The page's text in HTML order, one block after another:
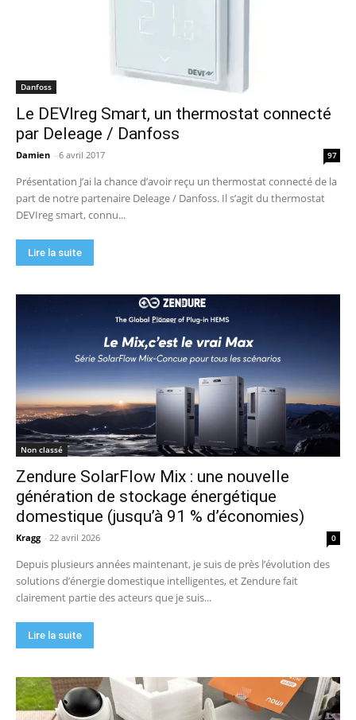
Danfoss
Le DEVIreg Smart, un thermostat connecté
par Deleage / Danfoss
Damien - 6 avril 2017 97
Présentation J’ai la chance d’avoir reçu un thermostat connecté de la
part de notre partenaire Deleage / Danfoss. Il s’agit du thermostat
DEVIreg smart, connu...
Lire la suite
Non classé
Zendure SolarFlow Mix : une nouvelle
génération de stockage énergétique
domestique (jusqu’à 91 % d’économies)
Kragg - 22 avril 2026 0
Depuis plusieurs années maintenant, je suis de près l’évolution des
solutions d’énergie domestique intelligentes, et Zendure fait
clairement partie des acteurs que je suis...
Lire la suite